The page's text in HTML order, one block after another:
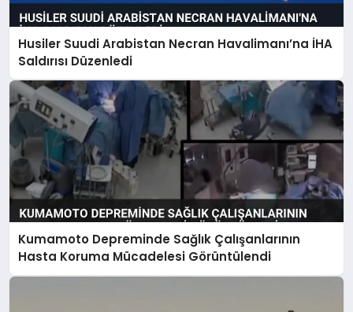
Husiler Suudi Arabistan Necran Havalimanı’na İHA
Saldırısı Düzenledi
Kumamoto Depreminde Sağlık Çalışanlarının
Hasta Koruma Mücadelesi Görüntülendi